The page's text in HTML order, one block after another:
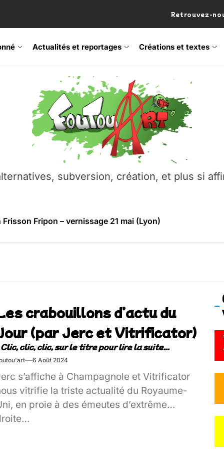
Retrouvez-
Actualités et reportages Créations et textes
subversion, création, et plus si
Fripon – vernissage 21 mai (Lyon)
Festival – Samedi 18 juillet (Vaulx-en-Velin)
– Ŝtono, un livre réalisé par Michaël Moretti & Pierre
contre l’A412 à l’Établi (Haute-Savoie)
Fripon – vernissage 21 mai (Lyon)
Festival – Samedi 18 juillet (Vaulx-en-Velin)
crabouillons d’actu du
(par Jerc et Vitrificator)
6 Août 2024
s’affiche à Champagnole et Vitrificator
vitrifie la triste actualité du Royaume-
en proie à des émeutes d’extrême